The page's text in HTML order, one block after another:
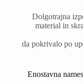
Dolgotrajna
material in
da pokrivalo po
Enostavna